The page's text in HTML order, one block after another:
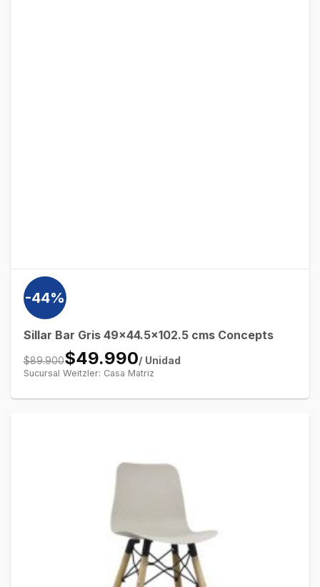
-44%
Sillar Bar Gris 49×44.5×102.5 cms Concepts
$89.900$49.990/ Unidad
Sucursal Weitzler: Casa Matriz